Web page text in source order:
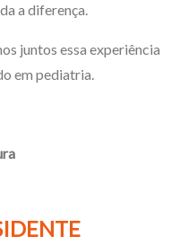
a diferença.
juntos essa experiência
em pediatria.